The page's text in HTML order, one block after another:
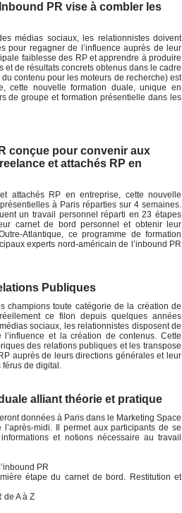
PR vise à combler les
médias sociaux, les relationnistes doivent
pour regagner de l’influence auprès de leur
faiblesse des RP et apprendre à produire
de résultats concrets obtenus dans le cadre
contenu pour les moteurs de recherche) est
cette nouvelle formation duale, unique en
de groupe et formation présentielle dans les
conçue pour convenir aux
et attachés RP en
attachés RP en entreprise, cette nouvelle
à Paris réparties sur 4 semaines.
un travail personnel réparti en 23 étapes
carnet de bord personnel et obtenir leur
Atlantique, ce programme de formation
experts nord-américain de l’inbound PR
Publiques
champions toute catégorie de la création de
ce filon depuis quelques années
sociaux, les relationnistes disposent de
et la création de contenus. Cette
des relations publiques et les transpose
auprès de leurs directions générales et leur
férus de digital.
alliant théorie et pratique
données à Paris dans le Marketing Space
midi. Il permet aux participants de se
et notions nécessaire au travail
PR
étape du carnet de bord. Restitution et
de A à Z